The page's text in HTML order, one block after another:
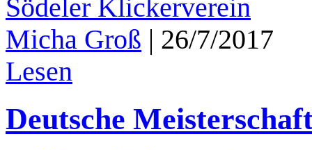
Södeler Klickerverein
Micha Groß
26/7/2017
Lesen
Deutsche